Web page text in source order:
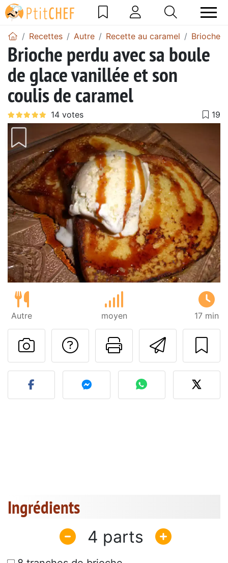
Recettes Autre Recette au caramel Brioche
Brioche perdu avec sa boule
de glace vanillée et son
coulis de caramel
Autre moyen 17 min
Imprimer
Poser une
Publier votre photo de
Ingrédients
4